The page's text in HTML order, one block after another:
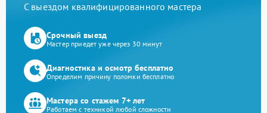
С выездом квалифицированного мастера
Срочный выезд
Мастер приедет уже через 30 минут
Диагностика и осмотр бесплатно
Определим причину поломки бесплатно
Мастера со стажем 7+ лет
Работаем с техникой любой сложности